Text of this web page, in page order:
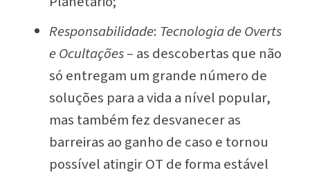
Responsabilidade: Tecnologia de Overts
e Ocultações– as descobertas que não
só entregam um grande número de
soluções para a vida a nível popular,
mas também fez desvanecer as
barreiras ao ganho de caso e tornou
possível atingir OT de forma estável